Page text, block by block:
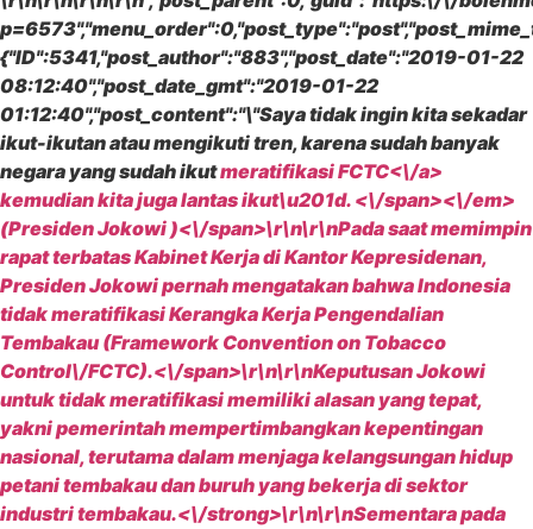
{"ID":5341,"post_author":"883","post_date":"2019-01-22
08:12:40","post_date_gmt":"2019-01-22
01:12:40","post_content":"\"Saya tidak ingin kita sekadar
ikut-ikutan atau mengikuti tren, karena sudah banyak
negara yang sudah ikutmeratifikasi FCTC<\/a>
kemudian kita juga lantas ikut\u201d. <\/span><\/em>
(Presiden Jokowi )<\/span>\r\n\r\nPada saat memimpin
rapat terbatas Kabinet Kerja di Kantor Kepresidenan,
Presiden Jokowi pernah mengatakan bahwa Indonesia
tidak meratifikasi Kerangka Kerja Pengendalian
Tembakau (Framework Convention on Tobacco
Control\/FCTC).<\/span>\r\n\r\nKeputusan Jokowi
untuk tidak meratifikasi memiliki alasan yang tepat,
yakni pemerintah mempertimbangkan kepentingan
nasional, terutama dalam menjaga kelangsungan hidup
petani tembakau dan buruh yang bekerja di sektor
industri tembakau.<\/strong>\r\n\r\nSementara pada